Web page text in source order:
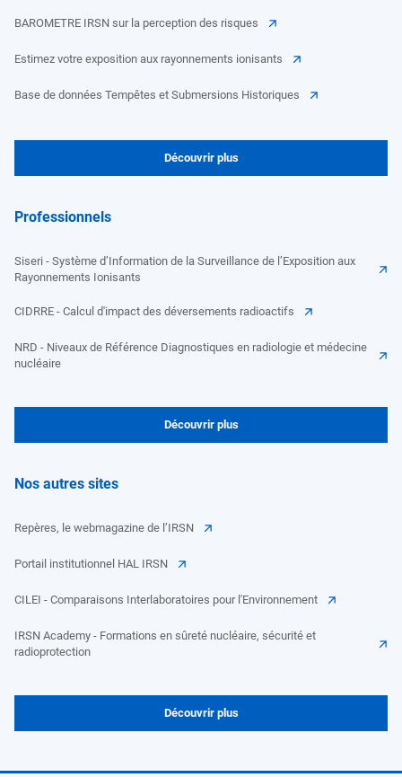
BAROMETRE IRSN sur la perception des risques
Estimez votre exposition aux rayonnements ionisants
Base de données Tempêtes et Submersions Historiques
Découvrir plus
Professionnels
Siseri - Système d’Information de la Surveillance de l’Exposition aux
Rayonnements Ionisants
CIDRRE - Calcul d'impact des déversements radioactifs
NRD - Niveaux de Référence Diagnostiques en radiologie et médecine
nucléaire
Découvrir plus
Nos autres sites
Repères, le webmagazine de l’IRSN
Portail institutionnel HAL IRSN
CILEI - Comparaisons Interlaboratoires pour l'Environnement
IRSN Academy - Formations en sûreté nucléaire, sécurité et
radioprotection
Découvrir plus